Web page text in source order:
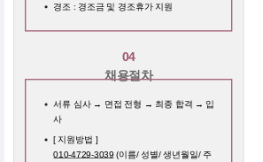
경조 : 경조금 및 경조휴가 지원
04
채용절차
서류 심사 → 면접 전형 → 최종 합격 → 입
사
[ 지원방법 ]
010-4729-3039 (이름/ 성별/ 생년월일/ 주